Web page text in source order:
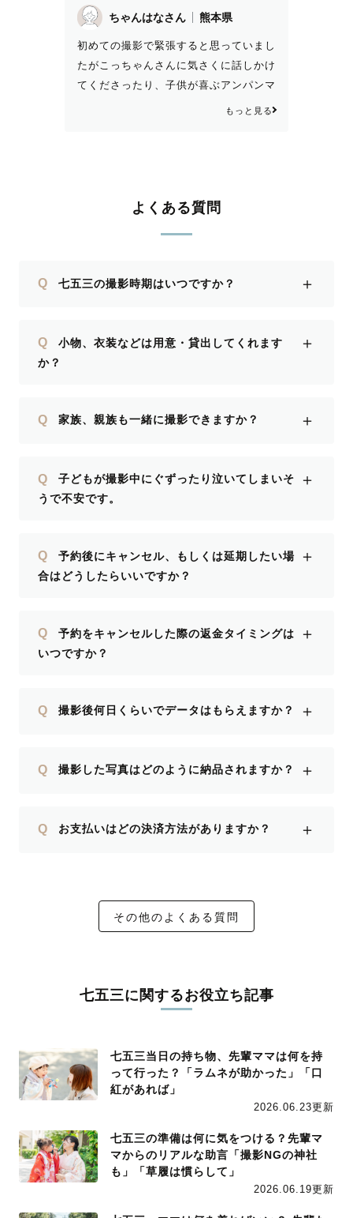
ちゃんはなさん 熊本県
初めての撮影で緊張すると思っていまし
たがこっちゃんさんに気さくに話しかけ
てくださったり、子供が喜ぶアンパンマ
ンなどのぬいぐるみを用意してくださっ
と思いました。 楽しい時間、楽しい思
もっと見る
よくある質問
Q 七五三の撮影時期はいつですか？ ＋
Q
小物、衣装などは用意・貸出してくれます
か？
＋
Q 家族、親族も一緒に撮影できますか？ ＋
Q
子どもが撮影中にぐずったり泣いてしまいそ
うで不安です。
＋
Q
予約後にキャンセル、もしくは延期したい場
合はどうしたらいいですか？
＋
Q
予約をキャンセルした際の返金タイミングは
いつですか？
＋
Q 撮影後何日くらいでデータはもらえますか？ ＋
Q 撮影した写真はどのように納品されますか？ ＋
Q お支払いはどの決済方法がありますか？ ＋
その他のよくある質問
七五三に関するお役立ち記事
七五三当日の持ち物、先輩ママは何を持
って行った？「ラムネが助かった」「口
紅があれば」
2026.06.23更新
七五三の準備は何に気をつける？先輩マ
マからのリアルな助言「撮影NGの神社
も」「草履は慣らして」
2026.06.19更新